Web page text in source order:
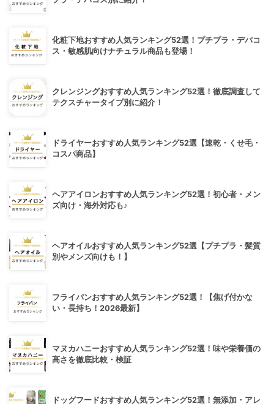
化粧下地おすすめ人気ランキング52選！プチプラ・デパコ
ス・敏感肌向けナチュラル商品も登場！
クレンジングおすすめ人気ランキング52選！徹底調査して
テクスチャータイプ別に紹介！
ドライヤーおすすめ人気ランキング52選【速乾・くせ毛・
コスパ商品】
ヘアアイロンおすすめ人気ランキング52選！初心者・メン
ズ向け・海外対応も♪
ヘアオイルおすすめ人気ランキング52選【プチプラ・髪質
別やメンズ向けも！】
フライパンおすすめ人気ランキング52選！【焦げ付かな
い・長持ち！2026最新】
マヌカハニーおすすめ人気ランキング52選！味や栄養価の
高さを徹底比較・検証
ドッグフードおすすめ人気ランキング52選！無添加・アレ